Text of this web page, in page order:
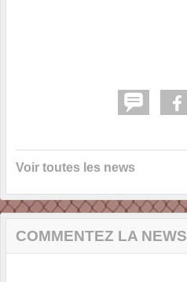
Voir toutes les news
COMMENTEZ LA NEWS